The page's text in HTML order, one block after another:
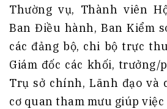
Thường vụ, Thành viên
Ban Điều hành, Ban Kiểm
các đảng bộ, chi bộ trực
Giám đốc các khối,
Trụ sở chính, Lãnh đạo và
cơ quan tham mưu giúp